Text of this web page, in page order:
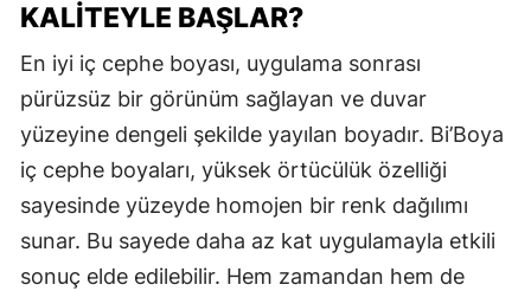
KALITEYLE BAŞLAR?
En iyi iç cephe boyası, uygulama sonrası
pürüzsüz bir görünüm sağlayan ve duvar
yüzeyine dengeli şekilde yayılan boyadır. Bi’Boya
iç cephe boyaları, yüksek örtücülük özelliği
sayesinde yüzeyde homojen bir renk dağılımı
sunar. Bu sayede daha az kat uygulamayla etkili
sonuç elde edilebilir. Hem zamandan hem de